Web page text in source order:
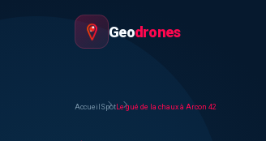
Geodrones
Accueil SpotLe gué de la chaux à Arcon 42